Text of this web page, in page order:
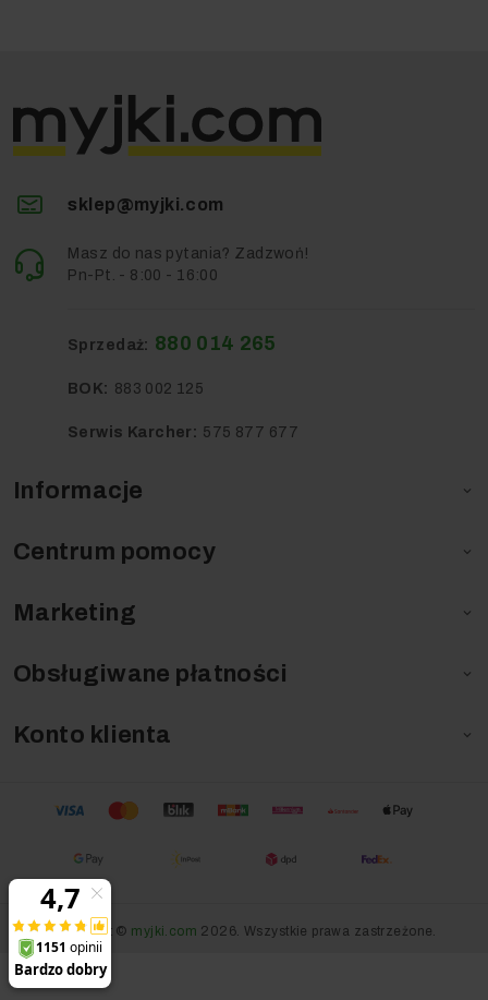
Informacje 
Centrum pomocy 
Marketing 
Obsługiwane płatności 
Konto klienta 
sklep@myjki.com
Masz do nas pytania? Zadzwoń!
Pn-Pt. - 8:00 - 16:00
Sprzedaż: 880 014 265
BOK: 883 002 125
Serwis Karcher: 575 877 677
Copyright © myjki.com 2026. Wszystkie prawa zastrzeżone.